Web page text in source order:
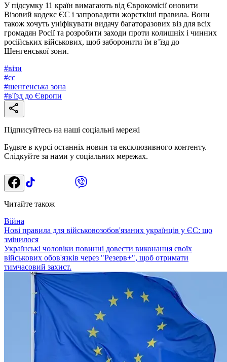
У підсумку 11 країн вимагають від Єврокомісії оновити
Візовий кодекс ЄС і запровадити жорсткіші правила. Вони
також хочуть уніфікувати видачу багаторазових віз для всіх
громадян Росії та розробити заходи проти колишніх і чинних
російських військових, щоб заборонити їм в’їзд до
Шенгенської зони.
#візи
#єс
#шенгенська зона
#в'їзд до Європи
Підписуйтесь на наші соціальні мережі
Будьте в курсі останніх новин та ексклюзивного контенту.
Слідкуйте за нами у соціальних мережах.
Читайте також
Війна
Нові правила для військовозобов'язаних українців у ЄС: що
змінилося
Українські чоловіки повинні довести виконання своїх
військових обов'язків через "Резерв+", щоб отримати
тимчасовий захист.